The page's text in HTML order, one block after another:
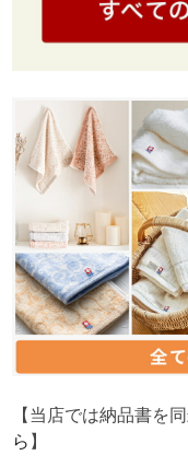
【当店では納品書を
ら 】